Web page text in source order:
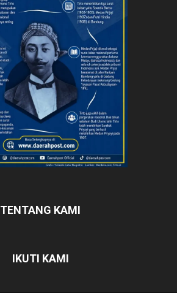
TENTANG KAMI
IKUTI KAMI